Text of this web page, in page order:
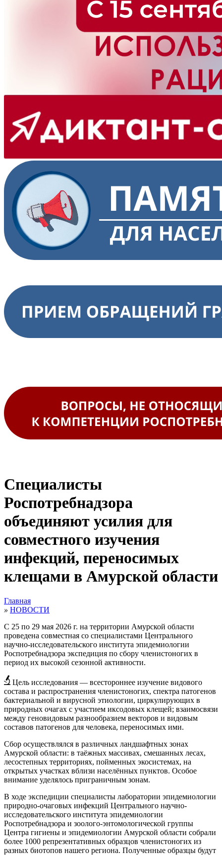
Специалисты
Роспотребнадзора
объединяют усилия для
совместного изучения
инфекций, переносимых
клещами в Амурской области
Главная
» НОВОСТИ
С 25 по 29 мая 2026 г. на территории Амурской области
проведена совместная со специалистами Центрального
научно-исследовательского института эпидемиологии
Роспотребнадзора экспедиция по сбору членистоногих в
период их высокой сезонной активности.
Цель исследования — всестороннее изучение видового
состава и распространения членистоногих, спектра патогенов
бактериальной и вирусной этиологии, циркулирующих в
природных очагах с участием иксодовых клещей; взаимосвязи
между геновидовым разнообразием векторов и видовым
составов патогенов для человека, переносимых ими.
Сбор осуществлялся в различных ландшафтных зонах
Амурской области: в таёжных массивах, смешанных лесах,
лесостепных территориях, пойменных экосистемах, на
открытых участках вблизи населённых пунктов. Особое
внимание уделялось приграничным зонам.
В ходе экспедиции специалисты лаборатории эпидемиологии
природно-очаговых инфекций Центрального научно-
исследовательского института эпидемиологии
Роспотребнадзора и зоолого-энтомологической группы
Центра гигиены и эпидемиологии Амурской области собрали
более 1000 репрезентативных образцов членистоногих из
разных биотопов нашего региона. Полученные образцы будут